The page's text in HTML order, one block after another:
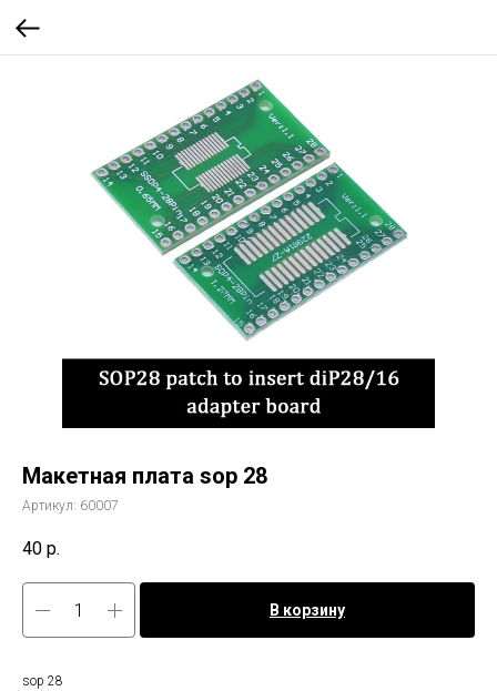
Макетная плата sop 28
Артикул: 60007
40 р.
В корзину
sop 28